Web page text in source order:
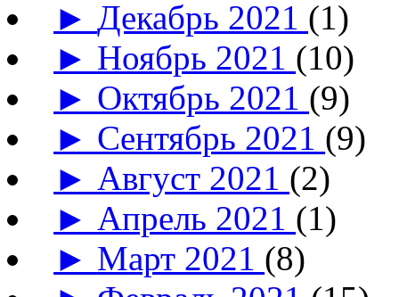
►Декабрь 2021 (1)
► Ноябрь 2021 (10)
► Октябрь 2021 (9)
► Сентябрь 2021 (9)
► Август 2021 (2)
► Апрель 2021 (1)
► Март 2021 (8)